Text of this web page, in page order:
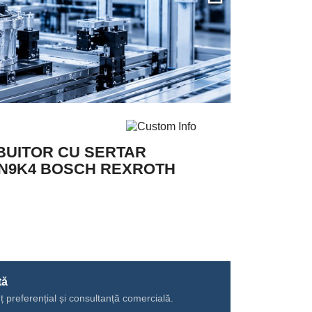
CU SERTAR
BOSCH REXROTH
preferențial și consultanță comercială.